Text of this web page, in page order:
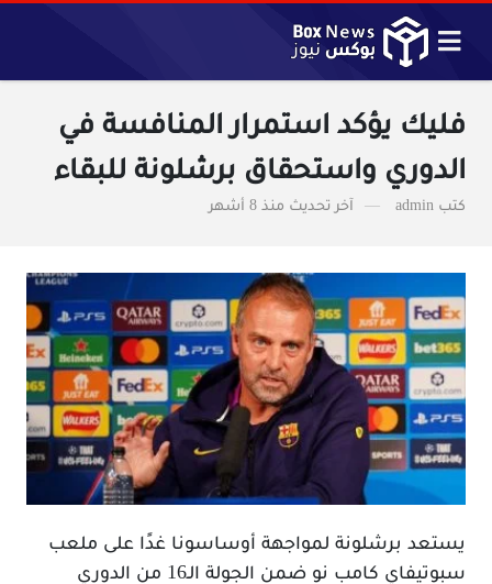
فليك يؤكد استمرار المنافسة في
الدوري واستحقاق برشلونة للبقاء
كتب admin آخر تحديث منذ 8 أشهر
يستعد برشلونة لمواجهة أوساسونا غدًا على ملعب
سبوتيفاي كامب نو ضمن الجولة الـ16 من الدوري